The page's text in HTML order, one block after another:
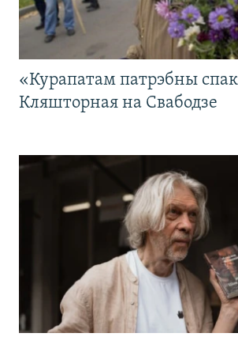
«Курапатам патрэбны
Кляшторная на Свабодзе